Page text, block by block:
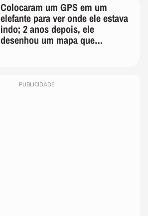
Colocaram um GPS em um
elefante para ver onde ele estava
indo; 2 anos depois, ele
desenhou um mapa que
PUBLICIDADE